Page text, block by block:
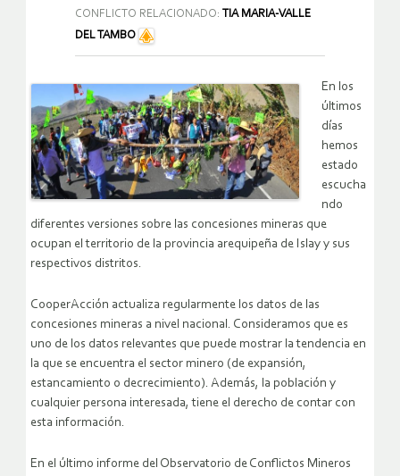
CONFLICTO RELACIONADO:
TIA MARIA-VALLE
DEL TAMBO
En los
últimos
días
hemos
estado
escucha
ndo
diferentes versiones sobre las concesiones mineras que
ocupan el territorio de la provincia arequipeña de Islay y sus
respectivos distritos.
CooperAcción actualiza regularmente los datos de las
concesiones mineras a nivel nacional. Consideramos que es
uno de los datos relevantes que puede mostrar la tendencia en
la que se encuentra el sector minero (de expansión,
estancamiento o decrecimiento). Además, la población y
cualquier persona interesada, tiene el derecho de contar con
esta información.
En el último informe del Observatorio de Conflictos Mineros